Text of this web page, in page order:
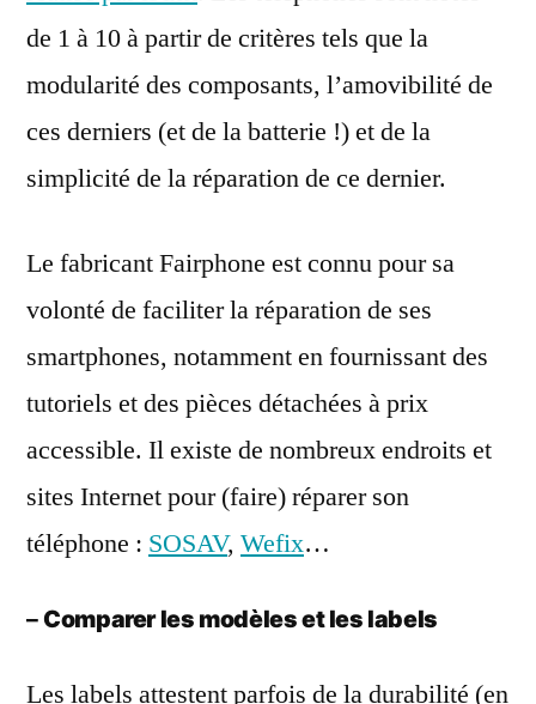
de 1 à 10 à partir de critères tels que la
modularité des composants, l’amovibilité de
ces derniers (et de la batterie !) et de la
simplicité de la réparation de ce dernier.
Le fabricant Fairphone est connu pour sa
volonté de faciliter la réparation de ses
smartphones, notamment en fournissant des
tutoriels et des pièces détachées à prix
accessible. Il existe de nombreux endroits et
sites Internet pour (faire) réparer son
téléphone : SOSAV, Wefix…
–Comparer les modèles et les labels
Les labels attestent parfois de la durabilité (en